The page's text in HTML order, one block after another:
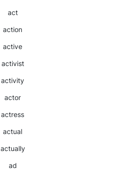
act
action
active
activist
activity
actor
actress
actual
actually
ad